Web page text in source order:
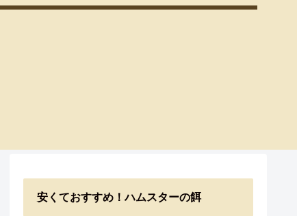
安くておすすめ！ハムスターの餌